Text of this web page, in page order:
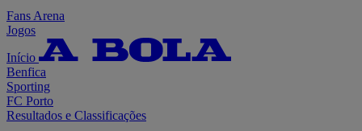
Fans Arena
Jogos
Início
Benfica
Sporting
FC Porto
Resultados e Classificações